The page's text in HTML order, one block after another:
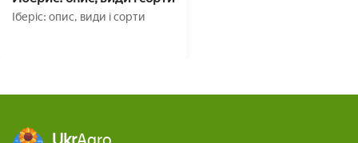
Іберіс: опис, види і сорти